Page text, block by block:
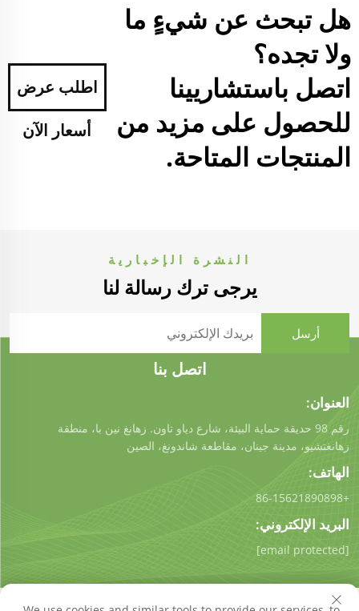
هل تبحث عن شيءٍ ما
ولا تجده؟
اتصل باستشاريينا
للحصول على مزيد من
المنتجات المتاحة.
اطلب عرض
أسعار الآن
النشرة الإخبارية
يرجى ترك رسالة لنا
اتصل بنا
العنوان:
رقم 98 حديقة حماية البيئة، شارع دياو تاون. زهانغ نين با، منطقة
زهانغتشيو، مدينة جينان، مقاطعة شاندونغ، الصين
الهاتف:
+86-15621890898
البريد الإلكتروني:
[email protected]